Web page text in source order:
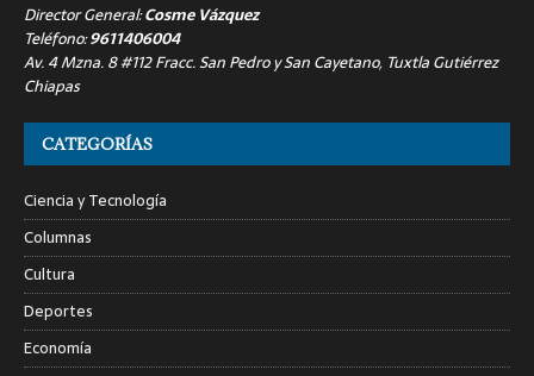
Director General:Cosme Vázquez
Teléfono:9611406004
Av. 4 Mzna. 8 #112 Fracc. San Pedro y San Cayetano, Tuxtla Gutiérrez
Chiapas
CATEGORÍAS
Ciencia y Tecnología
Columnas
Cultura
Deportes
Economía